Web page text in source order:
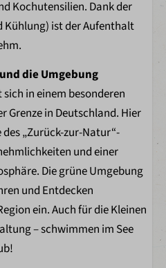
Kochutensilien. Dank der
Kühlung) ist der Aufenthalt
die Umgebung
in einem besonderen
Grenze in Deutschland. Hier
„Zurück-zur-Natur“-
und einer
Die grüne Umgebung
und Entdecken
ein. Auch für die Kleinen
– schwimmen im See